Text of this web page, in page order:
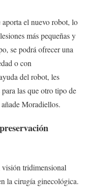
aporta el nuevo robot, lo
más pequeñas y
se podrá ofrecer una
o con
del robot, les
las que otro tipo de
Moradiellos.
tridimensional
la cirugía ginecológica.